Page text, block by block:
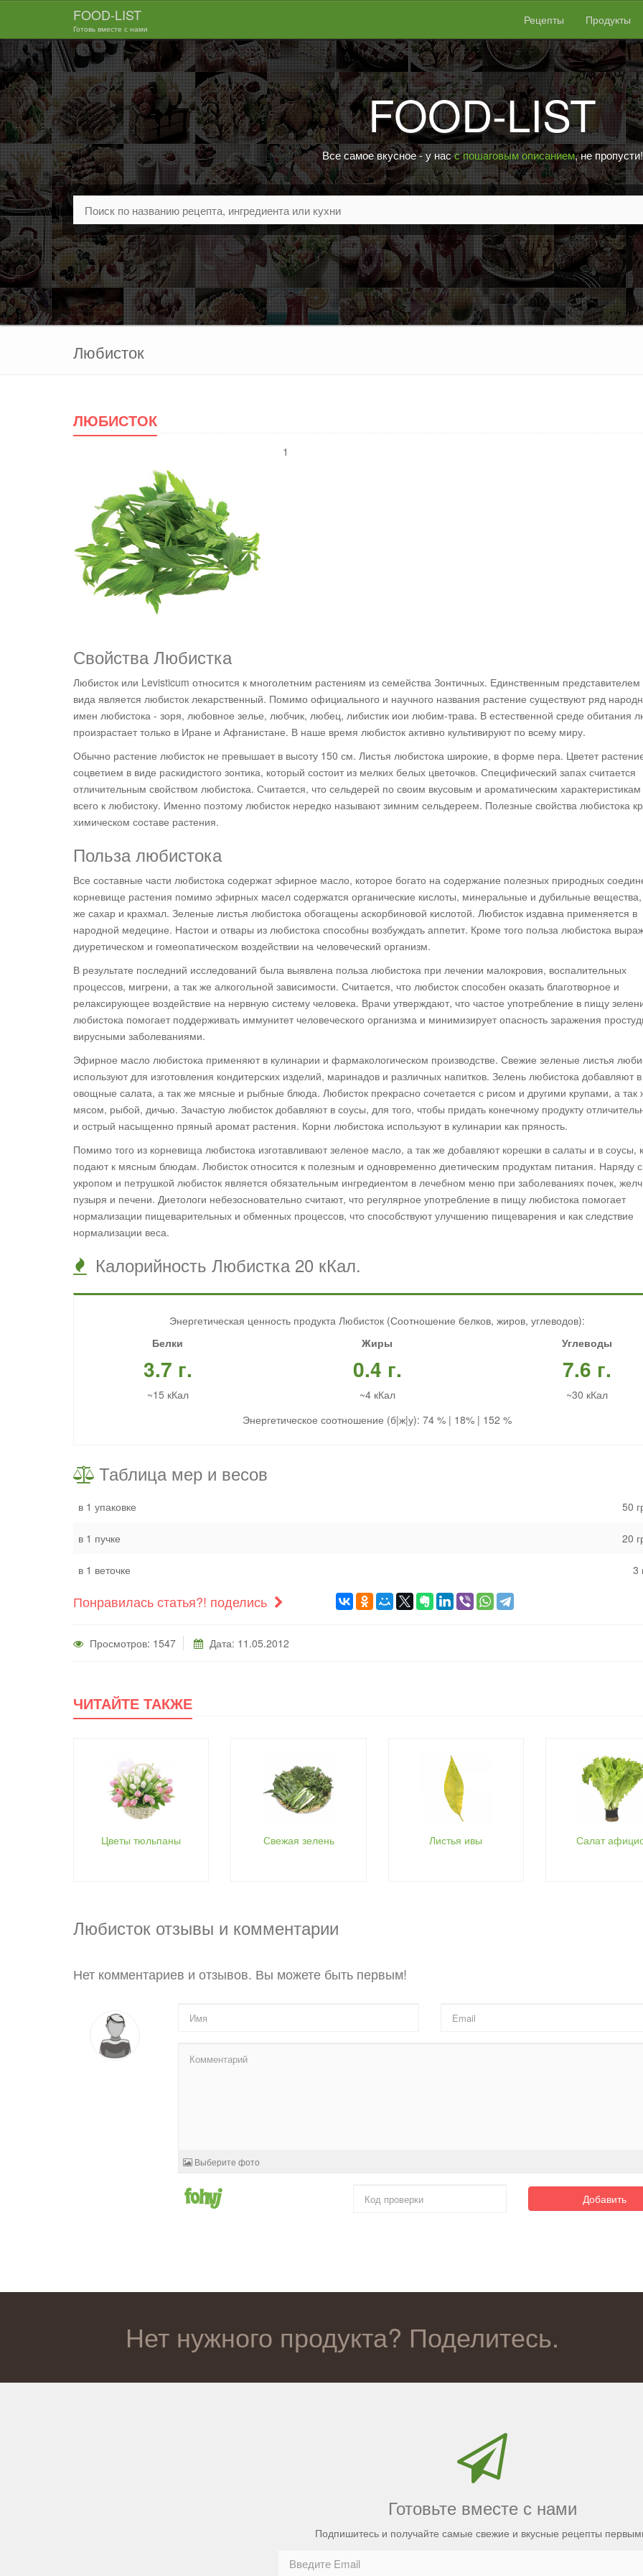
FOOD-LIST
Готовь вместе с нами
Рецепты Продукты
FOOD-LIST
Все самое вкусное - у насс пошаговым описанием, не пропусти!
Любисток
ЛЮБИСТОК
1
Свойства Любистка
Любисток или Levisticum относится к многолетним растениям из семейства Зонтичных. Единственным представителем
вида является любисток лекарственный. Помимо официального и научного названия растение существуют ряд
имен любистока - зоря, любовное зелье, любчик, любец, либистик иои любим-трава. В естественной среде обитания
произрастает только в Иране и Афганистане. В наше время любисток активно культивируют по всему миру.
Обычно растение любисток не превышает в высоту 150 см. Листья любистока широкие, в форме пера. Цветет
соцветием в виде раскидистого зонтика, который состоит из мелких белых цветочков. Специфический запах считается
отличительным свойством любистока. Считается, что сельдерей по своим вкусовым и ароматическим
всего к любистоку. Именно поэтому любисток нередко называют зимним сельдереем. Полезные свойства любистока
химическом составе растения.
Польза любистока
Все составные части любистока содержат эфирное масло, которое богато на содержание полезных природных
корневище растения помимо эфирных масел содержатся органические кислоты, минеральные и дубильные вещества,
же сахар и крахмал. Зеленые листья любистока обогащены аскорбиновой кислотой. Любисток издавна применяется в
народной медецине. Настои и отвары из любистока способны возбуждать аппетит. Кроме того польза любистока
диуретическом и гомеопатическом воздействии на человеческий организм.
В результате последний исследований была выявлена польза любистока при лечении малокровия, воспалительных
процессов, мигрени, а так же алкогольной зависимости. Считается, что любисток способен оказать благотворное и
релаксирующее воздействие на нервную систему человека. Врачи утверждают, что частое употребление в пищу
любистока помогает поддерживать иммунитет человеческого организма и минимизирует опасность заражения
вирусными заболеваниями.
Эфирное масло любистока применяют в кулинарии и фармакологическом производстве. Свежие зеленые листья
используют для изготовления кондитерских изделий, маринадов и различных напитков. Зелень любистока добавляют в
овощные салата, а так же мясные и рыбные блюда. Любисток прекрасно сочетается с рисом и другими крупами, а так
мясом, рыбой, дичью. Зачастую любисток добавляют в соусы, для того, чтобы придать конечному продукту
и острый насыщенно пряный аромат растения. Корни любистока используют в кулинарии как пряность.
Помимо того из корневища любистока изготавливают зеленое масло, а так же добавляют корешки в салаты и в соусы,
подают к мясным блюдам. Любисток относится к полезным и одновременно диетическим продуктам питания. Наряду с
укропом и петрушкой любисток является обязательным ингредиентом в лечебном меню при заболеваниях почек,
пузыря и печени. Диетологи небезосновательно считают, что регулярное употребление в пищу любистока помогает
нормализации пищеварительных и обменных процессов, что способствуют улучшению пищеварения и как следствие
нормализации веса.
Калорийность Любистка 20 кКал.
Энергетическая ценность продукта Любисток (Соотношение белков, жиров, углеводов):
Белки
3.7 г.
~15 кКал
Жиры
0.4 г.
~4 кКал
Углеводы
7.6 г.
~30 кКал
Энергетическое соотношение (б|ж|у): 74 % | 18% | 152 %
Таблица мер и весов
в 1 упаковке 50
в 1 пучке 20
в 1 веточке 3
Понравилась статья?! поделись
Просмотров: 1547 Дата: 11.05.2012
ЧИТАЙТЕ ТАКЖЕ
Цветы тюльпаны Свежая зелень Листья ивы Салат
Любисток отзывы и комментарии
Нет комментариев и отзывов. Вы можете быть первым!
Выберите фото
Добавить
Нет нужного продукта? Поделитесь.
Готовьте вместе с нами
Подпишитесь и получайте самые свежие и вкусные рецепты